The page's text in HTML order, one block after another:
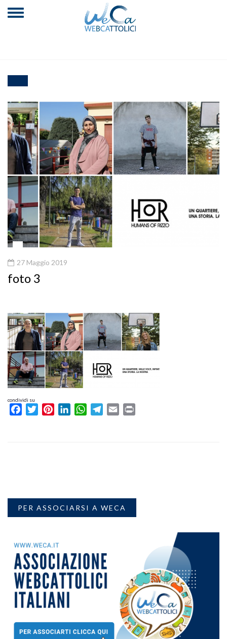
27 Maggio 2019
foto 3
condividi su
FacebookTwitterPinterestLinkedInWhatsAppTelegram
Email
PER ASSOCIARSI A WECA